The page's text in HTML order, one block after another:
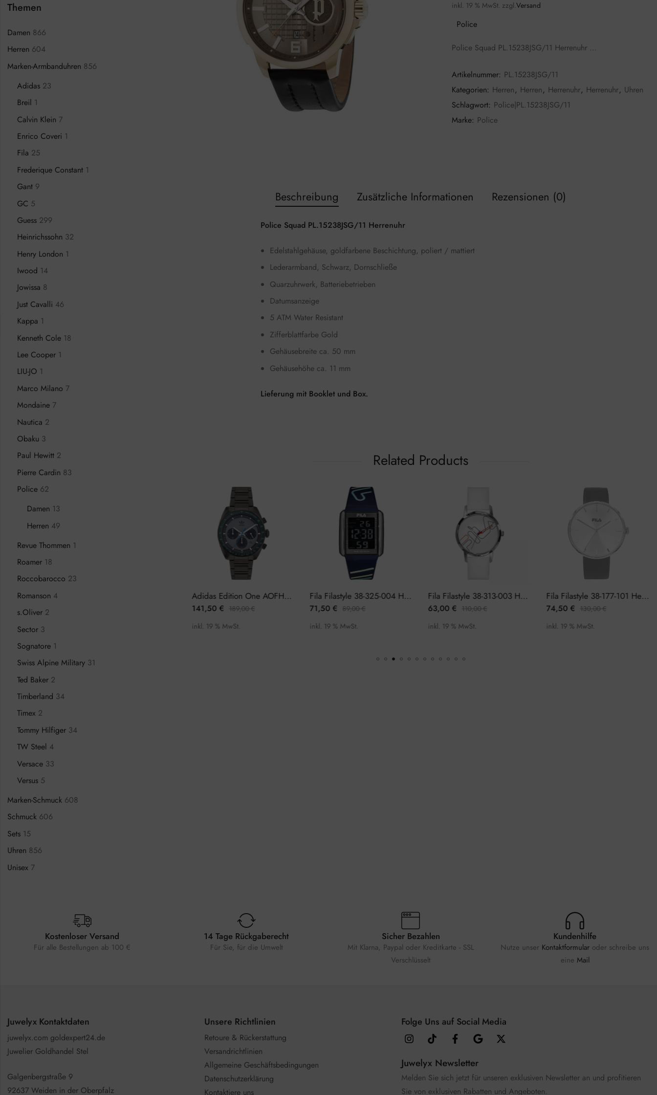
inkl. 19 % MwSt. zzgl.Versand
Police
Police Squad PL.15238JSG/11 Herrenuhr …
Artikelnummer: PL.15238JSG/11
Kategorien: Herren, Herren, Herrenuhr, Herrenuhr, Uhren
Schlagwort: Police|PL.15238JSG/11
Marke: Police
Beschreibung Zusätzliche Informationen Rezensionen (0)
Police Squad PL.15238JSG/11 Herrenuhr
Edelstahlgehäuse, goldfarbene Beschichtung, poliert / mattiert
Lederarmband, Schwarz, Dornschließe
Quarzuhrwerk, Batteriebetrieben
Datumsanzeige
5 ATM Water Resistant
Zifferblattfarbe Gold
Gehäusebreite ca. 50 mm
Gehäusehöhe ca. 11 mm
Lieferung mit Booklet und Box.
Related Products
Calvin Klein Even K7B214CP Herrenuhr Adidas Edition One AOFH22007 Herrenuhr Chronograph
141,50€ 189,00€
inkl. 19 % MwSt.
Fila Filastyle 38-325-004 Herrenuhr Chronograph
71,50€ 89,00€
inkl. 19 % MwSt.
Fila Filastyle 38-313-003 Herrenuhr
63,00€ 110,00€
inkl. 19 % MwSt.
Fila Filastyle 38-177-101 Herrenuhr
74,50€ 130,00€
inkl. 19 % MwSt.
Themen
Damen 866
Herren 604
Marken-Armbanduhren 856
Adidas 23
Breil 1
Calvin Klein 7
Enrico Coveri 1
Fila 25
Frederique Constant 1
Gant 9
GC 5
Guess 299
Heinrichssohn 32
Henry London 1
Iwood 14
Jowissa 8
Just Cavalli 46
Kappa 1
Kenneth Cole 18
Lee Cooper 1
LIU-JO 1
Marco Milano 7
Mondaine 7
Nautica 2
Obaku 3
Paul Hewitt 2
Pierre Cardin 83
Police 62
Damen 13
Herren 49
Revue Thommen 1
Roamer 18
Roccobarocco 23
Romanson 4
s.Oliver 2
Sector 3
Sognatore 1
Swiss Alpine Military 31
Ted Baker 2
Timberland 34
Timex 2
Tommy Hilfiger 34
TW Steel 4
Versace 33
Versus 5
Marken-Schmuck 608
Schmuck 606
Sets 15
Uhren 856
Unisex 7
Kostenloser Versand
Für alle Bestellungen ab 100 €
14 Tage Rückgaberecht
Für Sie, für die Umwelt
Sicher Bezahlen
Mit Klarna, Paypal oder Kreditkarte - SSL
Verschlüsselt
Kundenhilfe
Nutze unser Kontaktformular oder schreibe uns
eine Mail
Juwelyx Kontaktdaten
juwelyx.com goldexpert24.de
Juwelier Goldhandel Stel
Galgenbergstraße 9
92637 Weiden in der Oberpfalz
Unsere Richtlinien
Retoure & Rückerstattung
Versandrichtlinien
Allgemeine Geschäftsbedingungen
Datenschutzerklärung
Kontaktiere uns
Folge Uns auf Social Media
Juwelyx Newsletter
Melden Sie sich jetzt für unseren exklusiven Newsletter an und profitieren
Sie von exklusiven Rabatten und Angeboten.